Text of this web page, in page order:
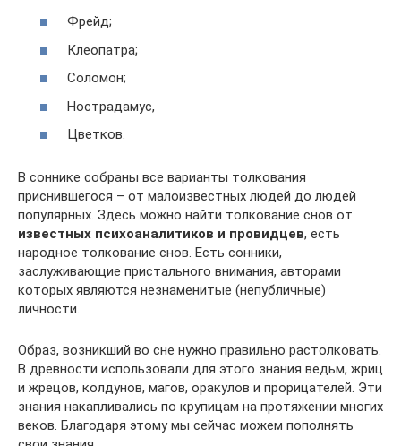
Фрейд;
Клеопатра;
Соломон;
Нострадамус,
Цветков.
В соннике собраны все варианты толкования
приснившегося – от малоизвестных людей до людей
популярных. Здесь можно найти толкование снов от
известных психоаналитиков и провидцев, есть
народное толкование снов. Есть сонники,
заслуживающие пристального внимания, авторами
которых являются незнаменитые (непубличные)
личности.
Образ, возникший во сне нужно правильно растолковать.
В древности использовали для этого знания ведьм, жриц
и жрецов, колдунов, магов, оракулов и прорицателей. Эти
знания накапливались по крупицам на протяжении многих
веков. Благодаря этому мы сейчас можем пополнять